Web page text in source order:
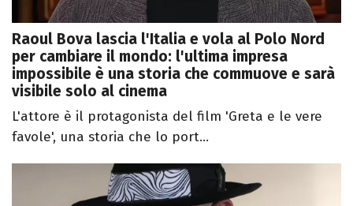
Raoul Bova lascia l'Italia e vola al Polo Nord
per cambiare il mondo: l'ultima impresa
impossibile è una storia che commuove e sarà
visibile solo al cinema
L'attore è il protagonista del film 'Greta e le vere
favole', una storia che lo port...